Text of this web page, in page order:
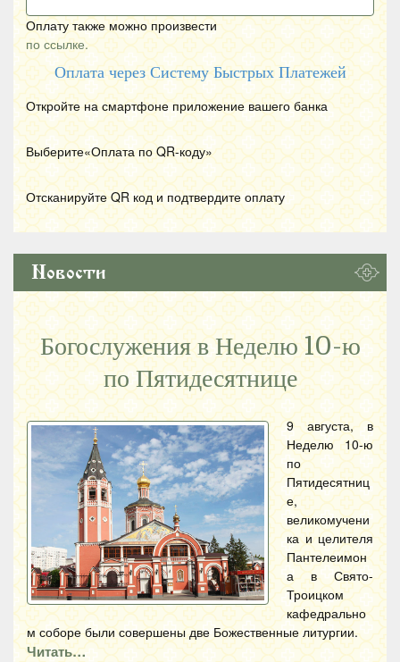
Оплату также можно произвести
по ссылке.
Оплата через Систему Быстрых Платежей
Откройте на смартфоне приложение вашего банка
Выберите«Оплата по QR-коду»
Отсканируйте QR код и подтвердите оплату
Новости
Богослужения в Неделю 10-ю
по Пятидесятнице
9 августа, в
Неделю 10-ю
по
Пятидесятниц
е,
великомучени
ка и целителя
Пантелеимон
а в Свято-
Троицком
кафедрально
м соборе были совершены две Божественные литургии.
Читать…